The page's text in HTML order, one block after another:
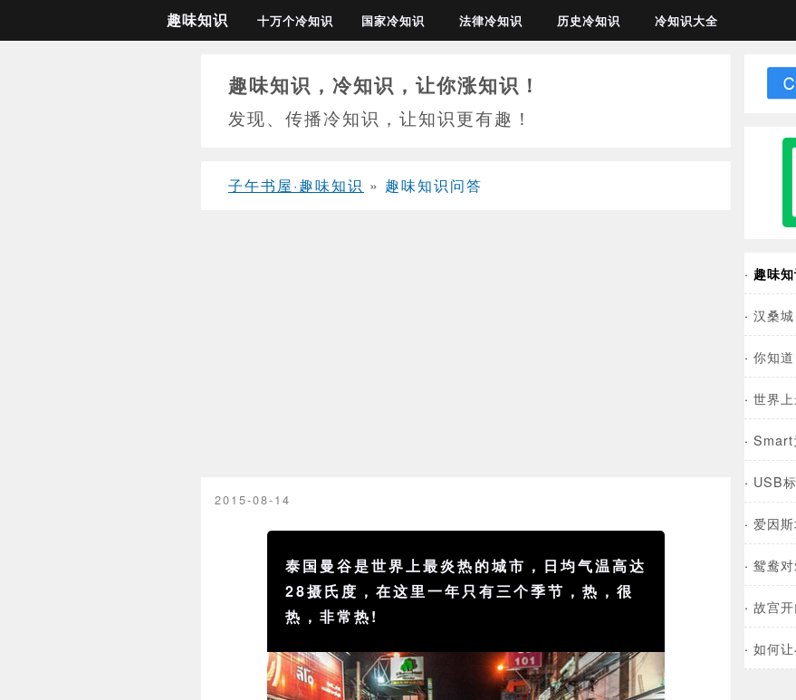
趣味知识 十万个冷知识 国家冷知识 法律冷知识 历史冷知识 冷知识大全
趣味知识，冷知识，让你涨知识！
发现、传播冷知识，让知识更有趣！
子午书屋·趣味知识 » 趣味知识问答
2015-08-14
泰国曼谷是世界上最炎热的城市，日均气温高达
28摄氏度，在这里一年只有三个季节，热，很
热，非常热!
· 趣味
· 汉桑
· 你知
· 世界
· Smart
· USB
· 爱因
· 鸳鸯
· 故宫
· 如何